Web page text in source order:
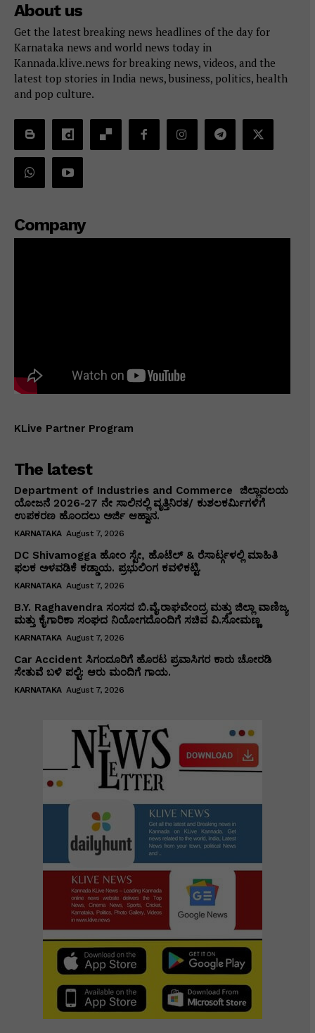
About us
Get the latest breaking news headlines of the day for
Karnataka news and world news today in
Kannada.klive.news for breaking news, videos, and the
latest top stories in India news, business, politics, health
and pop culture.
Company
KLive Partner Program
The latest
Department of Industries and Commerce ಜಿಲ್ಲಾವಲಯ
ಯೋಜನೆ 2026-27 ನೇ ಸಾಲಿನಲ್ಲಿ ವೃತ್ತಿನಿರತ/ ಕುಶಲಕರ್ಮಿಗಳಿಗೆ
ಉಪಕರಣ ಹೊಂದಲು ಅರ್ಜಿ ಆಹ್ವಾನ.
KARNATAKA August 7, 2026
DC Shivamogga ಹೋಂ ಸ್ಟೇ, ಹೊಟೆಲ್ & ರೆಸಾರ್ಟ್ಗಳಲ್ಲಿ ಮಾಹಿತಿ
ಫಲಕ ಅಳವಡಿಕೆ ಕಡ್ಡಾಯ. ಪ್ರಭುಲಿಂಗ ಕವಳಿಕಟ್ಟಿ.
KARNATAKA August 7, 2026
B.Y. Raghavendra ಸಂಸದ ಬಿ.ವೈ.ರಾಘವೇಂದ್ರ ಮತ್ತು ಜಿಲ್ಲಾ ವಾಣಿಜ್ಯ
ಮತ್ತು ಕೈಗಾರಿಕಾ ಸಂಘದ ನಿಯೋಗದೊಂದಿಗೆ ಸಚಿವ ವಿ‌.ಸೋಮಣ್ಣ
KARNATAKA August 7, 2026
Car Accident ಸಿಗಂದೂರಿಗೆ ಹೊರಟ ಪ್ರವಾಸಿಗರ ಕಾರು ಚೋರಡಿ
ಸೇತುವೆ ಬಳಿ ಪಲ್ಟಿ: ಆರು ಮಂದಿಗೆ ಗಾಯ.
KARNATAKA August 7, 2026